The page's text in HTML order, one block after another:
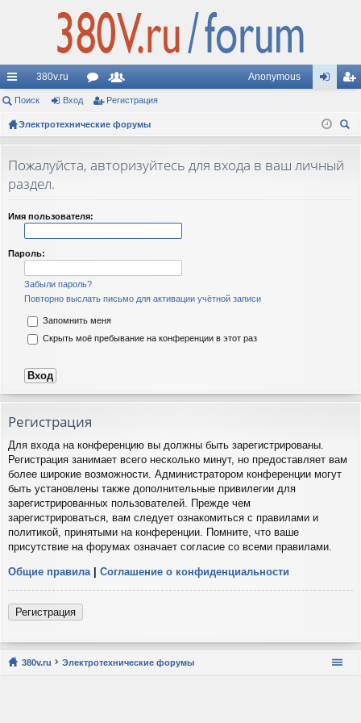
с
ы
и
380v.ru
ор
ум
ол
ьз
ат
и
Anonymous
д ис
Поиск Вход Регистрация
Электротехнические форумы
ск
Пожалуйста, авторизуйтесь для входа в ваш личный
раздел.
Имя пользователя:
Пароль:
Забыли пароль?
Повторно выслать письмо для активации учётной записи
Запомнить меня
Скрыть моё пребывание на конференции в этот раз
Регистрация
Для входа на конференцию вы должны быть зарегистрированы.
Регистрация занимает всего несколько минут, но предоставляет вам
более широкие возможности. Администратором конференции могут
быть установлены также дополнительные привилегии для
зарегистрированных пользователей. Прежде чем
зарегистрироваться, вам следует ознакомиться с правилами и
политикой, принятыми на конференции. Помните, что ваше
присутствие на форумах означает согласие со всеми правилами.
Общие правила | Соглашение о конфиденциальности
Регистрация
380v.ru Электротехнические форумы